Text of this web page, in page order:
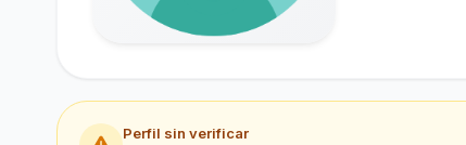
Perfil sin verificar